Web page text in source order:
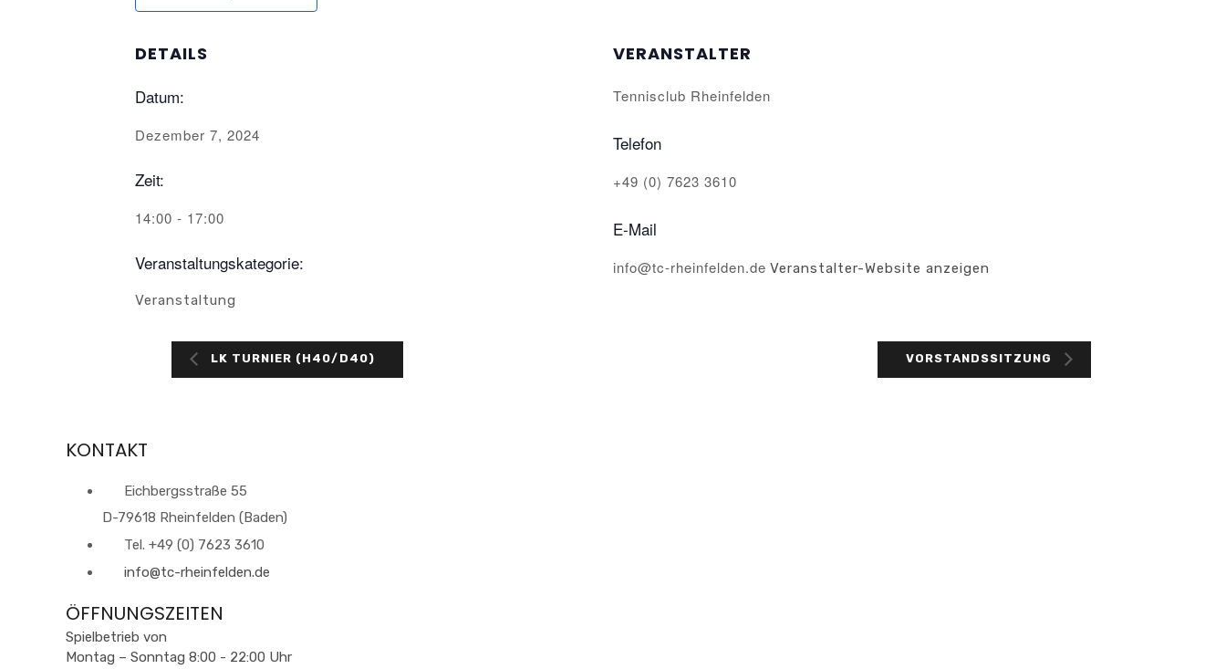
DETAILS
Datum:
Dezember 7, 2024
Zeit:
14:00 - 17:00
Veranstaltungskategorie:
Veranstaltung
VERANSTALTER
Tennisclub Rheinfelden
Telefon
+49 (0) 7623 3610
E-Mail
info@tc-rheinfelden.de Veranstalter-Website anzeigen
LK TURNIER (H40/D40) VORSTANDSSITZUNG
KONTAKT
Eichbergsstraße 55
D-79618 Rheinfelden (Baden)
Tel. +49 (0) 7623 3610
info@tc-rheinfelden.de
ÖFFNUNGSZEITEN
Spielbetrieb von
Montag – Sonntag 8:00 - 22:00 Uhr